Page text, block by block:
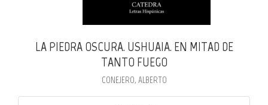
LA PIEDRA OSCURA. USHUAIA. EN MITAD DE
TANTO FUEGO
CONEJERO, ALBERTO